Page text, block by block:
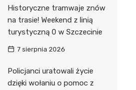
Historyczne tramwaje znów
na trasie! Weekend z linią
turystyczną 0 w Szczecinie
7 sierpnia 2026
Policjanci uratowali życie
dzięki wołaniu o pomoc z